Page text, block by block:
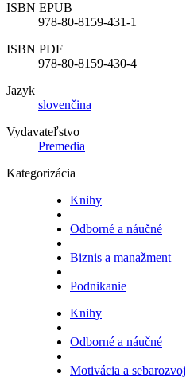
ISBN EPUB
978-80-8159-431-1
ISBN PDF
978-80-8159-430-4
Jazyk
slovenčina
Vydavateľstvo
Premedia
Kategorizácia
Knihy
Odborné a náučné
Biznis a manažment
Podnikanie
Knihy
Odborné a náučné
Motivácia a sebarozvoj